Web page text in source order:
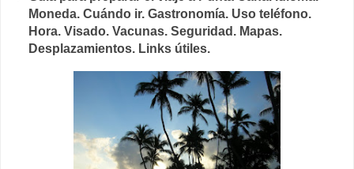
Moneda. Cuándo ir. Gastronomía. Uso teléfono.
Hora. Visado. Vacunas. Seguridad. Mapas.
Desplazamientos. Links útiles.